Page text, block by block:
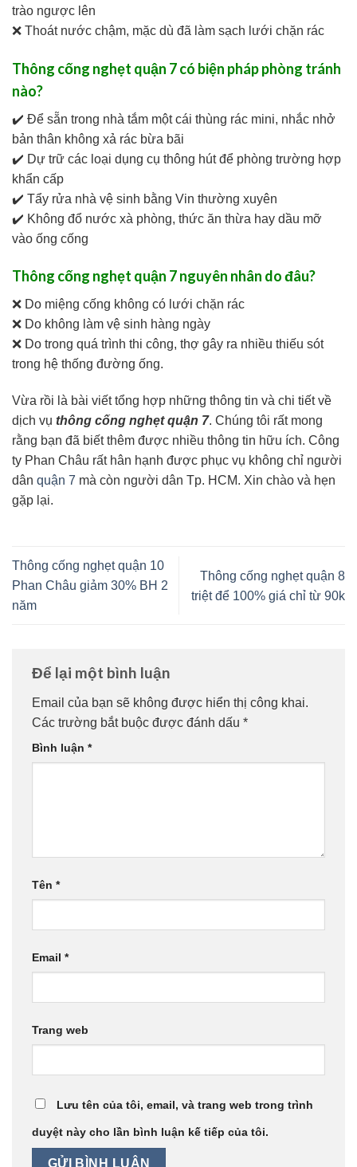
trào ngược lên
❌ Thoát nước chậm, mặc dù đã làm sạch lưới chặn rác
Thông cống nghẹt quận 7 có biện pháp phòng tránh
nào?
✔️ Để sẵn trong nhà tắm một cái thùng rác mini, nhắc nhở
bản thân không xả rác bừa bãi
✔️ Dự trữ các loại dụng cụ thông hút để phòng trường hợp
khẩn cấp
✔️ Tẩy rửa nhà vệ sinh bằng Vin thường xuyên
✔️ Không đổ nước xà phòng, thức ăn thừa hay dầu mỡ
vào ống cống
Thông cống nghẹt quận 7 nguyên nhân do đâu?
❌ Do miệng cống không có lưới chặn rác
❌ Do không làm vệ sinh hàng ngày
❌ Do trong quá trình thi công, thợ gây ra nhiều thiếu sót
trong hệ thống đường ống.
Vừa rồi là bài viết tổng hợp những thông tin và chi tiết về
dịch vụ thông cống nghẹt quận 7. Chúng tôi rất mong
rằng bạn đã biết thêm được nhiều thông tin hữu ích. Công
ty Phan Châu rất hân hạnh được phục vụ không chỉ người
dân quận 7 mà còn người dân Tp. HCM. Xin chào và hẹn
gặp lại.
Thông cống nghẹt quận 10
Phan Châu giảm 30% BH 2
năm
Thông cống nghẹt quận 8
triệt để 100% giá chỉ từ 90k
Để lại một bình luận
Email của bạn sẽ không được hiển thị công khai.
Các trường bắt buộc được đánh dấu *
Bình luận *
Tên *
Email *
Trang web
Lưu tên của tôi, email, và trang web trong trình
duyệt này cho lần bình luận kế tiếp của tôi.